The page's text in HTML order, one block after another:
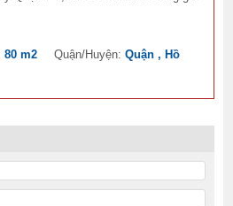
80 m2 Quận/Huyện:Quận , Hồ